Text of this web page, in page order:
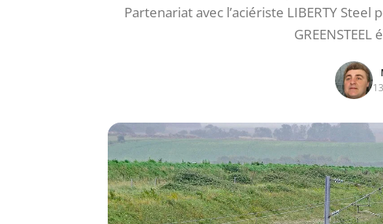
Partenariat avec l’aciériste LIBERTY